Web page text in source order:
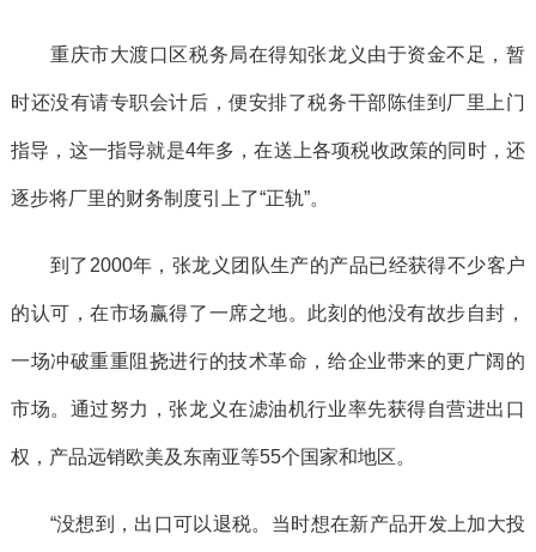
重庆市大渡口区税务局在得知张龙义由于资金不足，暂
时还没有请专职会计后，便安排了税务干部陈佳到厂里上门
指导，这一指导就是4年多，在送上各项税收政策的同时，还
逐步将厂里的财务制度引上了“正轨”。
到了2000年，张龙义团队生产的产品已经获得不少客户
的认可，在市场赢得了一席之地。此刻的他没有故步自封，
一场冲破重重阻挠进行的技术革命，给企业带来的更广阔的
市场。通过努力，张龙义在滤油机行业率先获得自营进出口
权，产品远销欧美及东南亚等55个国家和地区。
“没想到，出口可以退税。当时想在新产品开发上加大投